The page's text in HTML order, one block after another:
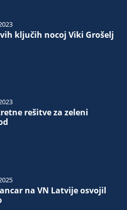
ključih nocoj Viki Grošelj
rešitve za zeleni
na VN Latvije osvojil